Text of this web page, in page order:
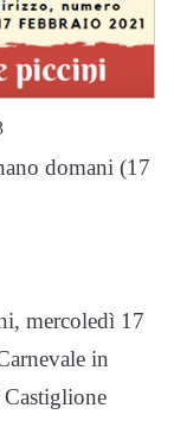
domani (17
mercoledì 17
in